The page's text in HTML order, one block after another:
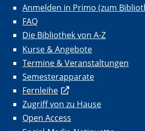
Anmelden in Primo (zum
FAQ
Die Bibliothek von A-Z
Kurse & Angebote
Termine & Veranstaltungen
Semesterapparate
Fernleihe
Zugriff von zu Hause
Open Access